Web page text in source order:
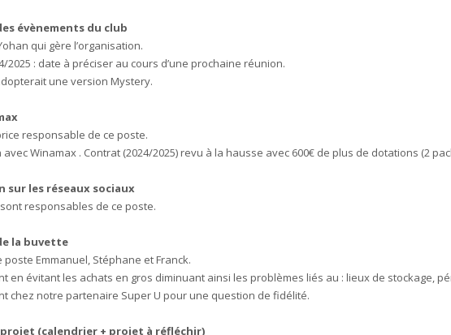
évènements du club
qui gère l’organisation.
2025 : date à préciser au cours d’une prochaine réunion.
une version Mystery.
responsable de ce poste.
Winamax . Contrat (2024/2025) revu à la hausse avec 600€ de plus de dotations (2
sur les réseaux sociaux
responsables de ce poste.
la buvette
Emmanuel, Stéphane et Franck.
en évitant les achats en gros diminuant ainsi les problèmes liés au : lieux de stockage,
chez notre partenaire Super U pour une question de fidélité.
(calendrier + projet à réfléchir)